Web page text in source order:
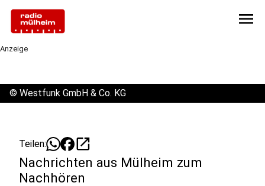
menu
Anzeige
© Westfunk GmbH & Co. KG
Teilen: open_in_new
Nachrichten aus Mülheim zum
Nachhören